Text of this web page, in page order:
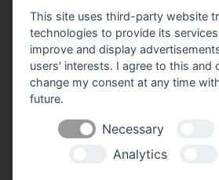
Cookie-Einstellungen
Wehling & Busert
Lerchenweg 28
Telefax: 0 28 62 / 98 02
This site uses third-party website
technologies to provide its
improve and display
users' interests. I agree to this and
change my consent at any time
future.
Necessary
Analytics